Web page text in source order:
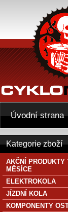
Kategorie zboží
AKČNÍ PRODUKTY
MĚSÍCE
ELEKTROKOLA
JÍZDNÍ KOLA
KOMPONENTY
Úvodní strana